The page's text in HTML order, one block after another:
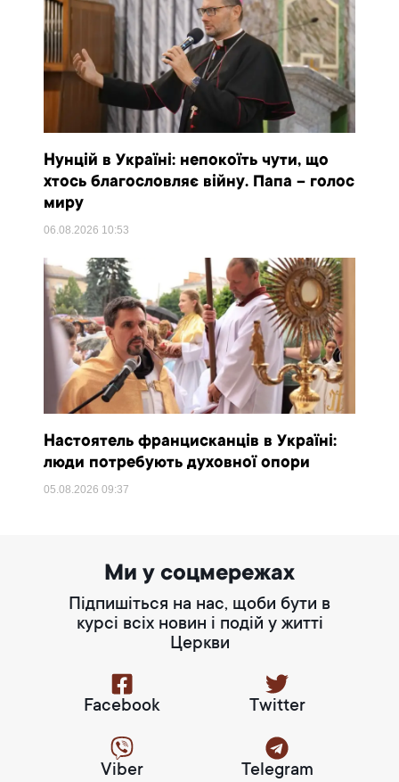
Нунцій в Україні: непокоїть чути, що
хтось благословляє війну. Папа – голос
миру
06.08.2026 10:53
Настоятель францисканців в Україні:
люди потребують духовної опори
05.08.202609:37
Ми у соцмережах
Підпишіться на нас, щоби бути в
курсі всіх новин і подій у житті
Церкви
Facebook Twitter
Viber Telegram